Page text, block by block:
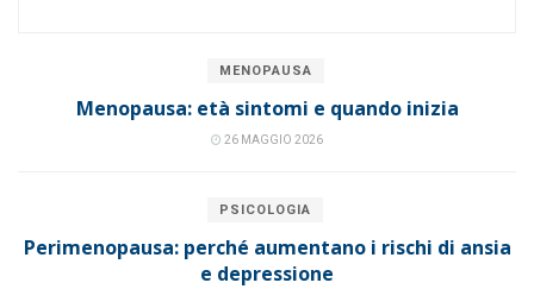
MENOPAUSA
Menopausa: età sintomi e quando inizia
26 MAGGIO 2026
PSICOLOGIA
Perimenopausa: perché aumentano i rischi di ansia
e depressione